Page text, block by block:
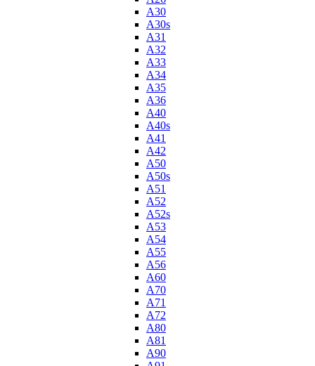
A30
A30s
A31
A32
A33
A34
A35
A36
A40
A40s
A41
A42
A50
A50s
A51
A52
A52s
A53
A54
A55
A56
A60
A70
A71
A72
A80
A81
A90